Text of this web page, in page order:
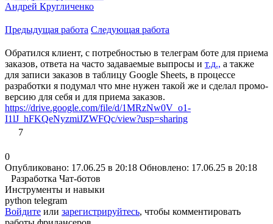
Андрей Кругличенко
Предыдущая работа Следующая работа
Обратился клиент, с потребностью в телеграм боте для приема
заказов, ответа на часто задаваемые выпросы и т.д., а также
для записи заказов в таблицу Google Sheets, в процессе
разработки я подумал что мне нужен такой же и сделал промо-
версию для себя и для приема заказов.
https://drive.google.com/file/d/1MRzNw0V_o1-
I1lJ_hFKQeNyzmiJZWFQc/view?usp=sharing
7
0
Опубликовано: 17.06.25 в 20:18 Обновлено: 17.06.25 в 20:18
Разработка Чат-ботов
Инструменты и навыки
python telegram
Войдите или зарегистрируйтесь, чтобы комментировать